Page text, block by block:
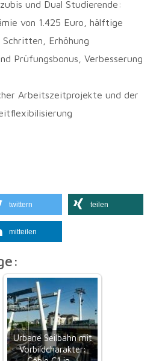
und Dual Studierende:
von 1.425 Euro, hälftige
Erhöhung
Prüfungsbonus, Verbesserung
Arbeitszeitprojekte und der
twittern teilen
mitteilen
Urbane Seilbahn mit
Vorbildcharakter: